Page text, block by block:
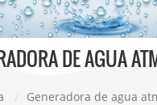
DE AGUA
/ Generadora de agua